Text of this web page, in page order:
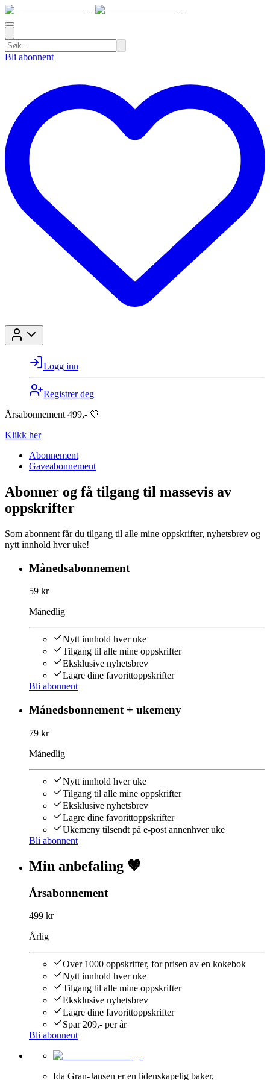
Bli abonnent
Logg inn
Registrer deg
Årsabonnement 499,- 🤍
Klikk her
Abonnement
Gaveabonnement
Abonner og få tilgang til massevis av
oppskrifter
Som abonnent får du tilgang til alle mine oppskrifter, nyhetsbrev og
nytt innhold hver uke!
Månedsabonnement
59 kr
Månedlig
Nytt innhold hver uke
Tilgang til alle mine oppskrifter
Eksklusive nyhetsbrev
Lagre dine favorittoppskrifter
Bli abonnent
Månedsbonnement + ukemeny
79 kr
Månedlig
Nytt innhold hver uke
Tilgang til alle mine oppskrifter
Eksklusive nyhetsbrev
Lagre dine favorittoppskrifter
Ukemeny tilsendt på e-post annenhver uke
Bli abonnent
Min anbefaling 🤎
Årsabonnement
499 kr
Årlig
Over 1000 oppskrifter, for prisen av en kokebok
Nytt innhold hver uke
Tilgang til alle mine oppskrifter
Eksklusive nyhetsbrev
Lagre dine favorittoppskrifter
Spar 209,- per år
Bli abonnent
Ida Gran-Jansen er en lidenskapelig baker,